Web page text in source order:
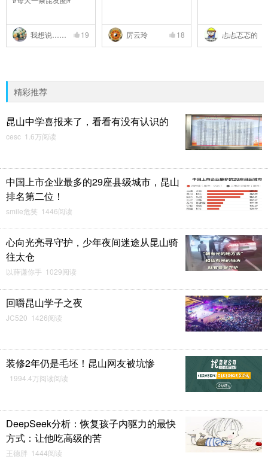
我想说…… 19 厉云玲 18 忐忐忑忑的
精彩推荐
昆山中学喜报来了，看看有没有认识的
cesc 1.6万阅读
中国上市企业最多的29座县级城市，昆山
排名第二位！
smile危笑 1446阅读
心向光亮寻守护，少年夜间迷途从昆山骑
往太仓
以薛谦你手 1029阅读
回嚼昆山学子之夜
JC520 1426阅读
装修2年仍是毛坯！昆山网友被坑惨
1994.4万阅读阅读
DeepSeek分析：恢复孩子内驱力的最快
方式：让他吃高级的苦
王德胖 1444阅读